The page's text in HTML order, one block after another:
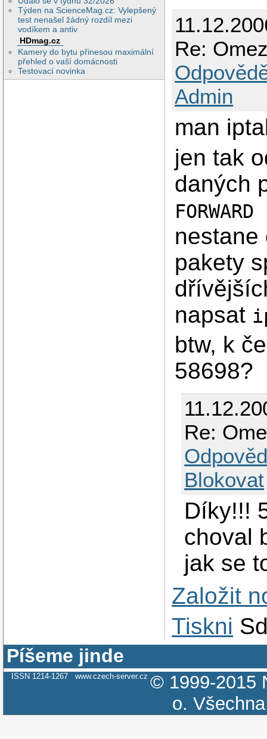
Týden na ScienceMag.cz: Vylepšený
test nenašel žádný rozdíl mezi
vodíkem a antiv
HDmag.cz
Kamery do bytu přinesou maximální
přehled o vaší domácnosti
Testovací novinka
Re:
Admin
man
jen tak
daných
nestane
pakety
napsat
btw, k
58698?
Re:
Blokovat
Díky!!!
choval
jak se
Založit
Tiskni
Píšeme jinde
ISSN 1214-1267 www.czech-server.cz © 1999-2015
o.